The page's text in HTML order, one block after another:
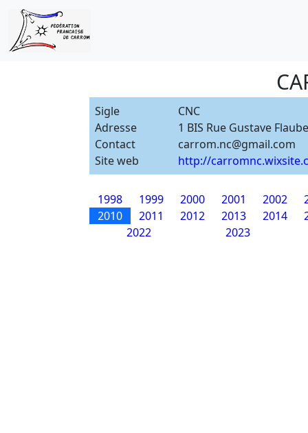
Sigle
CNC
Adresse
1 BIS Rue Gustave
Contact
carrom.nc@gmail.com
Site web
http://
1998 1999 2000 2001 2002
2010
2011 2012 2013 2014
2022
2023